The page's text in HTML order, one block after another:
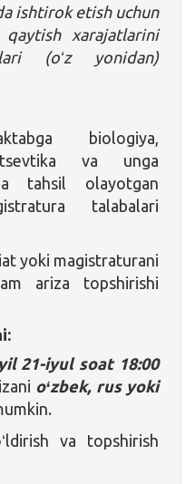
ishtirok etish uchun
xarajatlarini
(oʻz yonidan)
biologiya,
va unga
tahsil olayotgan
talabalari
yoki magistraturani
ariza topshirishi
21-iyul soat 18:00
oʻzbek, rus yoki
va topshirish